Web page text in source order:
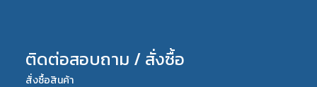
ติดต่อสอบถาม / สั่งซื้อ
สั่งซื้อสินค้า